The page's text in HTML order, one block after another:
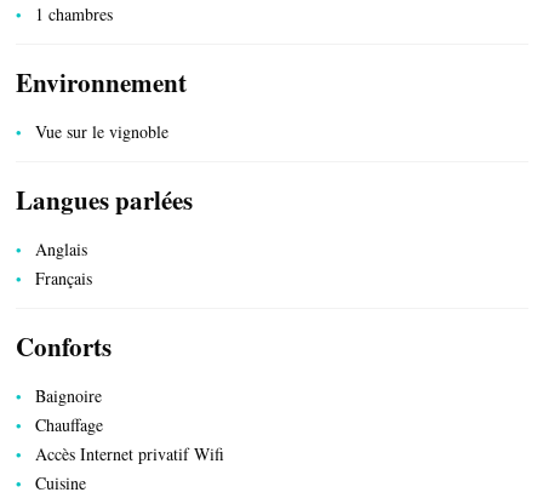
SERVICES PUBLICS
1 chambres
Environnement
Vue sur le vignoble
Langues parlées
Anglais
Français
Conforts
Baignoire
Chauffage
Accès Internet privatif Wifi
Cuisine